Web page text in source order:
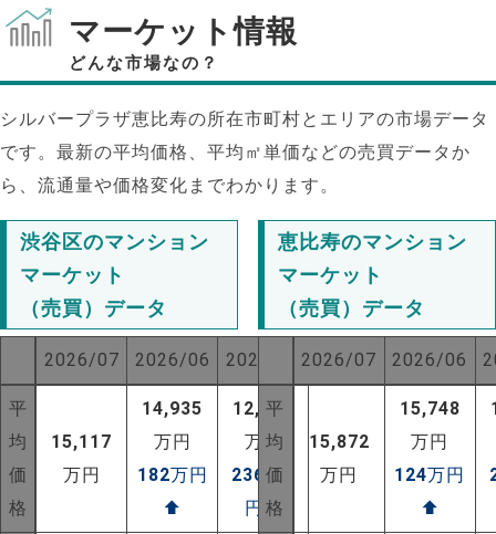
NEW!
マーケット情報
どんな市場なの？
シルバープラザ恵比寿の所在市町村とエリアの市場データ
です。最新の平均価格、平均㎡単価などの売買データか
ら、流通量や価格変化までわかります。
渋谷区のマンション
マーケット
（売買）データ
2026/07 2026/06 2025/07
平
均
価
格
15,117
万円
14,935
万円
182万円
⬆
12,749
万円
2368万
円 ⬆
恵比寿のマンション
マーケット
（売買）データ
2026/07 2026/06
平
均
価
格
15,872
万円
15,748
万円
124万円
⬆